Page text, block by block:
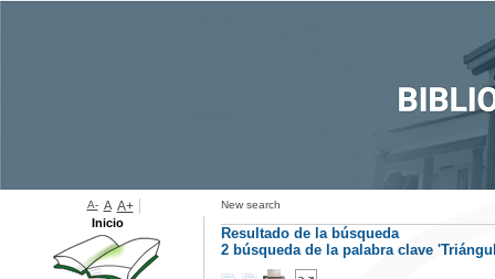
New search
Resultado de la búsqueda
2 búsqueda de la palabra clave
A- A A+
Inicio